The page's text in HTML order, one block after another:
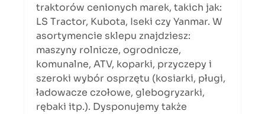
traktorów cenionych marek, takich jak:
LS Tractor, Kubota, Iseki czy Yanmar. W
asortymencie sklepu znajdziesz:
maszyny rolnicze, ogrodnicze,
komunalne, ATV, koparki, przyczepy i
szeroki wybór osprzętu (kosiarki, pługi,
ładowacze czołowe, glebogryzarki,
rębaki itp.). Dysponujemy także